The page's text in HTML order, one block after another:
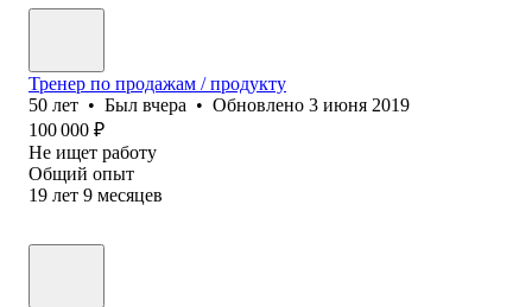
Тренер по продажам / продукту
50 лет • Был вчера • Обновлено 3 июня 2019
100 000 ₽
Не ищет работу
Общий опыт
19 лет 9 месяцев